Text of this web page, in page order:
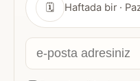
🗓 Haftada bir ·
E-
posta